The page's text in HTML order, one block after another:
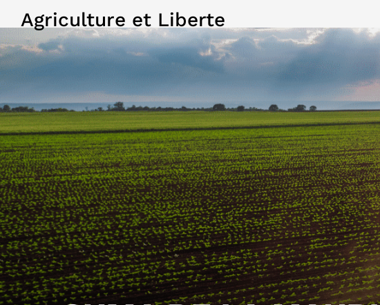
Agriculture et Liberte